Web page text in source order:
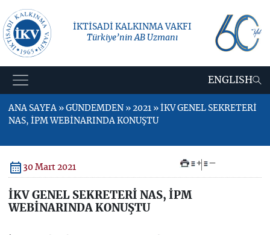
İKTİSADİ KALKINMA VAKFI
Türkiye’nin AB Uzmanı
ENGLISH
ANA SAYFA » GÜNDEMDEN » 2021 » İKV GENEL SEKRETERİ
NAS, İPM WEBİNARINDA KONUŞTU
30 Mart 2021 + –
İKV GENEL SEKRETERİ NAS, İPM
WEBİNARINDA KONUŞTU